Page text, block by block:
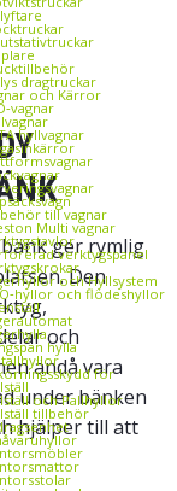
dragtruckar
och Kärror
hyllvagnar
till vagnar
Multi vagnar
verktygspanel
och Hyllsystem
och flödeshyllor
hylla
för
och Pallhyllor
tillbehör
ger rymlig
Den
och
ändå vara
under bänken
hjälper till att